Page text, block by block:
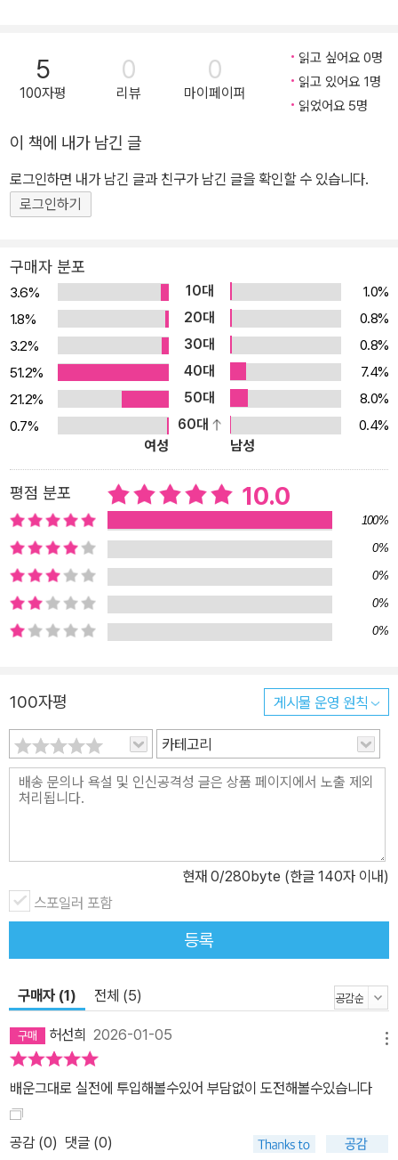
5
100자평
0
리뷰
0
마이페이퍼
읽고 싶어요 0명
읽고 있어요 1명
읽었어요 5명
이 책에 내가 남긴 글
로그인하면 내가 남긴 글과 친구가 남긴 글을 확인할 수 있습니다.
로그인하기
구매자 분포
3.6% 10대
1.0%
1.8%
20대
0.8%
3.2%
30대
0.8%
51.2%
40대
7.4%
21.2%
50대
8.0%
0.7%
60대
0.4%
여성
남성
평점 분포 10.0
100%
0%
0%
0%
0%
100자평 게시물 운영 원칙
카테고리
현재 0/280byte (한글 140자 이내)
스포일러 포함
등록
구매자 (1) 전체 (5)
허선희 2026-01-05
배운그대로 실전에 투입해볼수있어 부담없이 도전해볼수있습니다
공감 (0) 댓글 (0)